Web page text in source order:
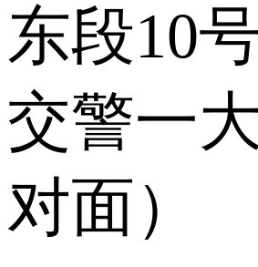
东段10
交警一
对面）